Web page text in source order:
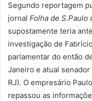
Segundo reportagem
jornal Folha de S.Paulo
supostamente teria
investigação de
parlamentar do então
Janeiro e atual
RJ). O empresário
repassou as